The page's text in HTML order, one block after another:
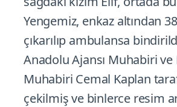
Yengemiz, enkaz altından
çıkarılıp ambulansa
Anadolu Ajansı Muhabiri ve
Muhabiri Cemal Kaplan
çekilmiş ve binlerce resim